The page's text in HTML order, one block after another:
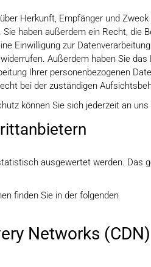
Herkunft, Empfänger und Zweck
haben außerdem ein Recht, die
Einwilligung zur
Außerdem haben Sie das
Ihrer personenbezogenen
bei der zuständigen
können Sie sich jederzeit an uns
ausgewertet werden. Das
finden Sie in der folgenden
Networks (CDN)